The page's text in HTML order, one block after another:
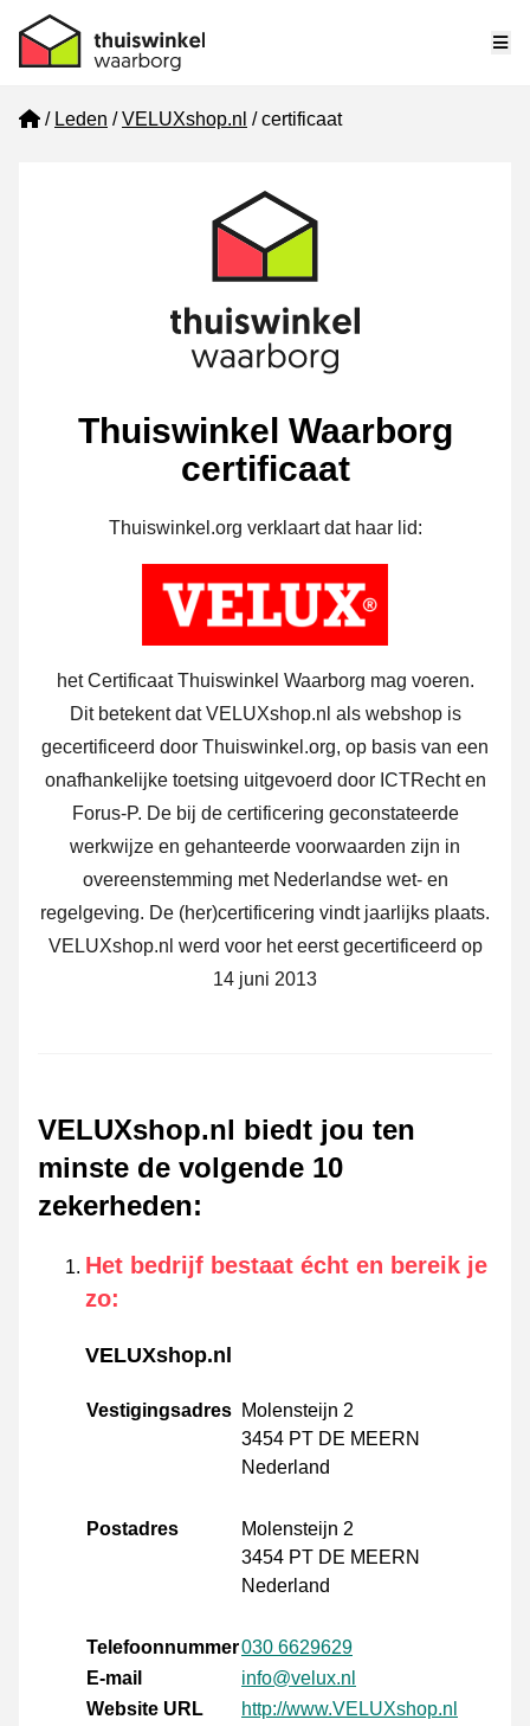
Home
Leden VELUXshop.nl certificaat
Thuiswinkel Waarborg
certificaat
Thuiswinkel.org verklaart dat haar lid:
het Certificaat Thuiswinkel Waarborg mag voeren.
Dit betekent dat VELUXshop.nl als webshop is
gecertificeerd door Thuiswinkel.org, op basis van een
onafhankelijke toetsing uitgevoerd door ICTRecht en
Forus-P. De bij de certificering geconstateerde
werkwijze en gehanteerde voorwaarden zijn in
overeenstemming met Nederlandse wet- en
regelgeving. De (her)certificering vindt jaarlijks plaats.
VELUXshop.nl werd voor het eerst gecertificeerd op
14 juni 2013
VELUXshop.nl biedt jou ten
minste de volgende 10
zekerheden:
Het bedrijf bestaat écht en bereik je
zo:
VELUXshop.nl
Vestigingsadres Molensteijn 2
3454 PT DE MEERN
Nederland
Postadres
Molensteijn 2
3454 PT DE MEERN
Nederland
Telefoonnummer030 6629629
E-mail
info@velux.nl
Website URL
http://www.VELUXshop.nl